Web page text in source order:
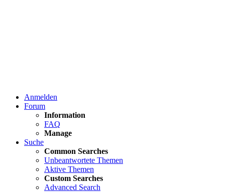
Anmelden
Forum
Information
FAQ
Manage
Suche
Common Searches
Unbeantwortete Themen
Aktive Themen
Custom Searches
Advanced Search